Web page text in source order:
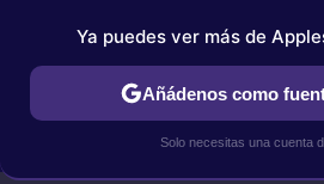
IPHONE TUTORIALES
Ya puedes ver más de
Añádenos como
Solo necesitas una cuenta